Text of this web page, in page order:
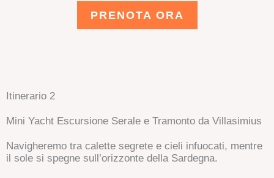
PRENOTA ORA
Itinerario 2
Mini Yacht Escursione Serale e Tramonto da Villasimius
Navigheremo tra calette segrete e cieli infuocati, mentre
il sole si spegne sull’orizzonte della Sardegna.